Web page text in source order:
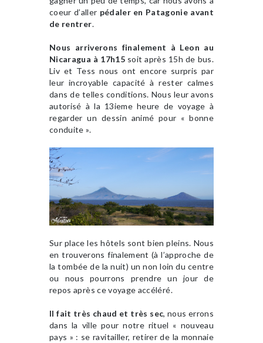
coeur d’aller pédaler en Patagonie avant
de rentrer.
Nous arriverons finalement à Leon au
Nicaragua à 17h15 soit après 15h de bus.
Liv et Tess nous ont encore surpris par
leur incroyable capacité à rester calmes
dans de telles conditions. Nous leur avons
autorisé à la 13ieme heure de voyage à
regarder un dessin animé pour « bonne
conduite ».
Sur place les hôtels sont bien pleins. Nous
en trouverons finalement (à l’approche de
la tombée de la nuit) un non loin du centre
ou nous pourrons prendre un jour de
repos après ce voyage accéléré.
Il fait très chaud et très sec, nous errons
dans la ville pour notre rituel « nouveau
pays » : se ravitailler, retirer de la monnaie